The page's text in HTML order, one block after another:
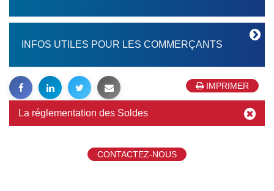
INFOS UTILES POUR LES COMMERÇANTS
IMPRIMER
La réglementation des Soldes
CONTACTEZ-NOUS